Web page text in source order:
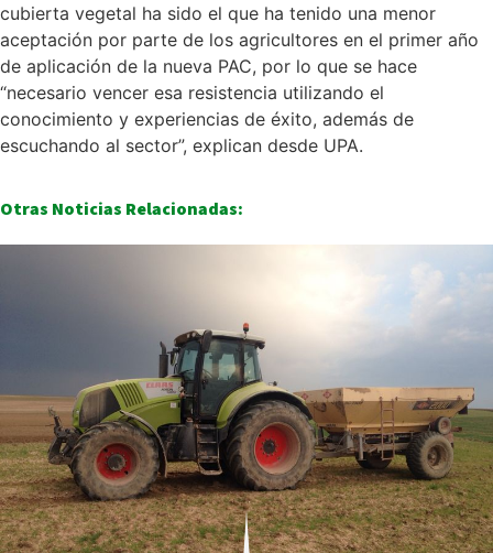
cubierta vegetal ha sido el que ha tenido una menor
aceptación por parte de los agricultores en el primer año
de aplicación de la nueva PAC, por lo que se hace
“necesario vencer esa resistencia utilizando el
conocimiento y experiencias de éxito, además de
escuchando al sector”, explican desde UPA.
Otras Noticias Relacionadas: